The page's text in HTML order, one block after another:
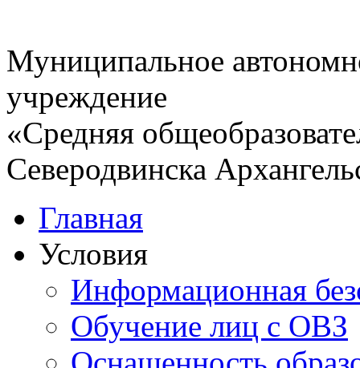
Муниципальное
учреждение
«Средняя
Северодвинска
Главная
Условия
Информационная
Обучение лиц с ОВЗ